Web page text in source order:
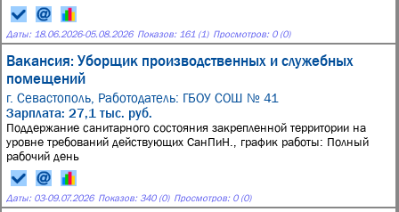
Даты: 18.06.2026-05.08.2026 Показов: 161 (1) Просмотров: 0 (0)
Вакансия: Уборщик производственных и служебных
помещений
г. Севастополь, Работодатель: ГБОУ СОШ № 41
Зарплата: 27,1 тыс. руб.
Поддержание санитарного состояния закрепленной территории на
уровне требований действующих СанПиН., график работы: Полный
рабочий день
Даты: 03-09.07.2026 Показов: 340 (0) Просмотров: 0 (0)